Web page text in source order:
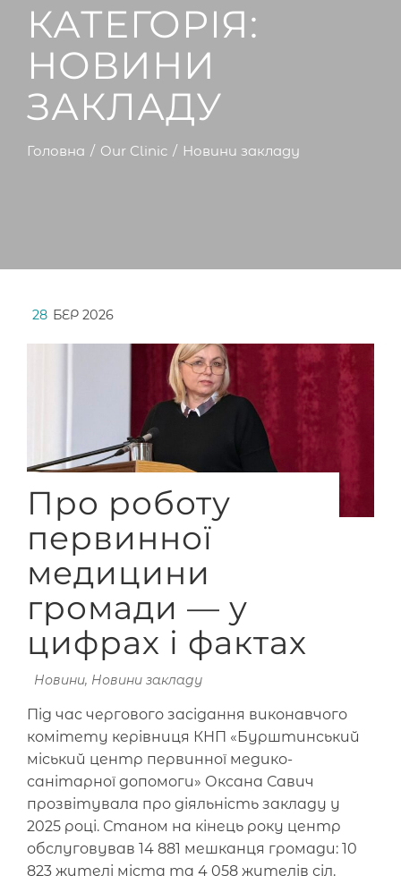
КАТЕГОРІЯ:
НОВИНИ
ЗАКЛАДУ
Головна Our Clinic Новини закладу
28 БЕР 2026
Про роботу
первинної
медицини
громади — у
цифрах і фактах
Новини, Новини закладу
Під час чергового засідання виконавчого
комітету керівниця КНП «Бурштинський
міський центр первинної медико-
санітарної допомоги» Оксана Савич
прозвітувала про діяльність закладу у
2025 році. Станом на кінець року центр
обслуговував 14 881 мешканця громади: 10
823 жителі міста та 4 058 жителів сіл.